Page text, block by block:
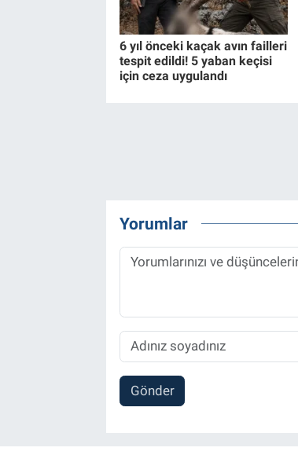
6 yıl önceki kaçak avın failleri
tespit edildi! 5 yaban keçisi
için ceza uygulandı
Yorumlar
Gönder